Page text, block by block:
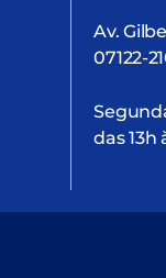
Av.
07122-
das 13h